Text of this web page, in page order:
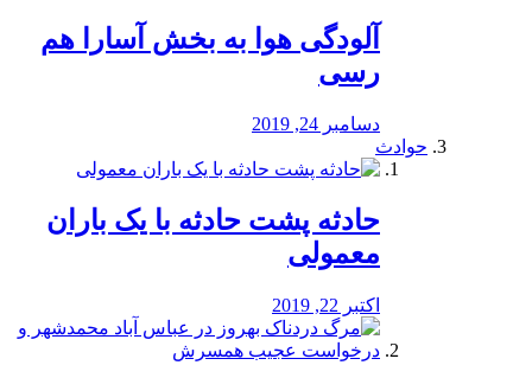
آلودگی هوا به بخش آسارا هم
رسی
دسامبر 24, 2019
حوادث
️حادثه پشت حادثه با یک باران
معمولی
اکتبر 22, 2019